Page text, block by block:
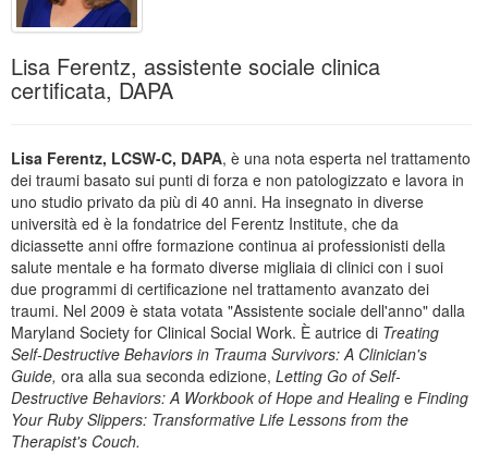
Lisa Ferentz, assistente sociale clinica
certificata, DAPA
Lisa Ferentz, LCSW-C, DAPA, è una nota esperta nel trattamento
dei traumi basato sui punti di forza e non patologizzato e lavora in
uno studio privato da più di 40 anni. Ha insegnato in diverse
università ed è la fondatrice del Ferentz Institute, che da
diciassette anni offre formazione continua ai professionisti della
salute mentale e ha formato diverse migliaia di clinici con i suoi
due programmi di certificazione nel trattamento avanzato dei
traumi. Nel 2009 è stata votata "Assistente sociale dell'anno" dalla
Maryland Society for Clinical Social Work. È autrice di Treating
Self-Destructive Behaviors in Trauma Survivors: A Clinician's
Guide, ora alla sua seconda edizione, Letting Go of Self-
Destructive Behaviors: A Workbook of Hope and Healing e Finding
Your Ruby Slippers: Transformative Life Lessons from the
Therapist's Couch.